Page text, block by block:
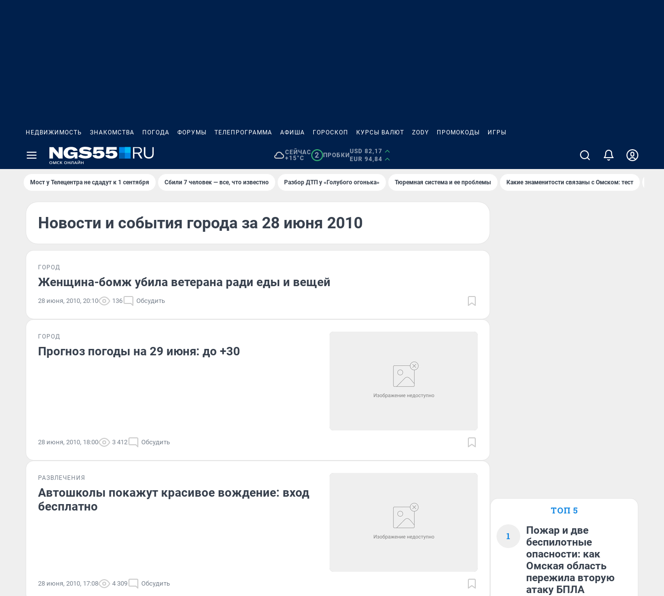
НЕДВИЖИМОСТЬ ЗНАКОМСТВА ПОГОДА ФОРУМЫ ТЕЛЕПРОГРАММА АФИША ГОРОСКОП КУРСЫ ВАЛЮТ ZODY ПРОМОКОДЫ ИГРЫ
СЕЙЧАС
+15°C
2 ПРОБКИ
USD 82,17
EUR 94,84
Мост у Телецентра не сдадут к 1 сентября Сбили 7 человек — все, что известно Разбор ДТП у «Голубого огонька» Тюремная система и ее проблемы Какие знаменитости связаны с Омском: тест
Новости и события города за 28 июня 2010
ГОРОД
Женщина-бомж убила ветерана ради еды и вещей
28 июня, 2010, 20:10 136 Обсудить
ГОРОД
Прогноз погоды на 29 июня: до +30
28 июня, 2010, 18:00 3 412 Обсудить
РАЗВЛЕЧЕНИЯ
Автошколы покажут красивое вождение: вход
бесплатно
28 июня, 2010, 17:08 4 309 Обсудить
ТОП 5
1
Пожар и две
беспилотные
опасности: как
Омская область
пережила вторую
атаку БПЛА